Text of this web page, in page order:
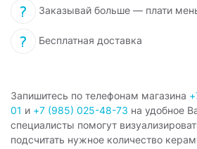
Заказывай больше — плати
Бесплатная доставка
Запишитесь по телефонам магазина
01 и +7 (985) 025-48-73 на удобное
специалисты помогут
подсчитать нужное количество